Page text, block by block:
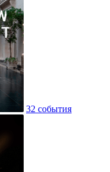
32 события